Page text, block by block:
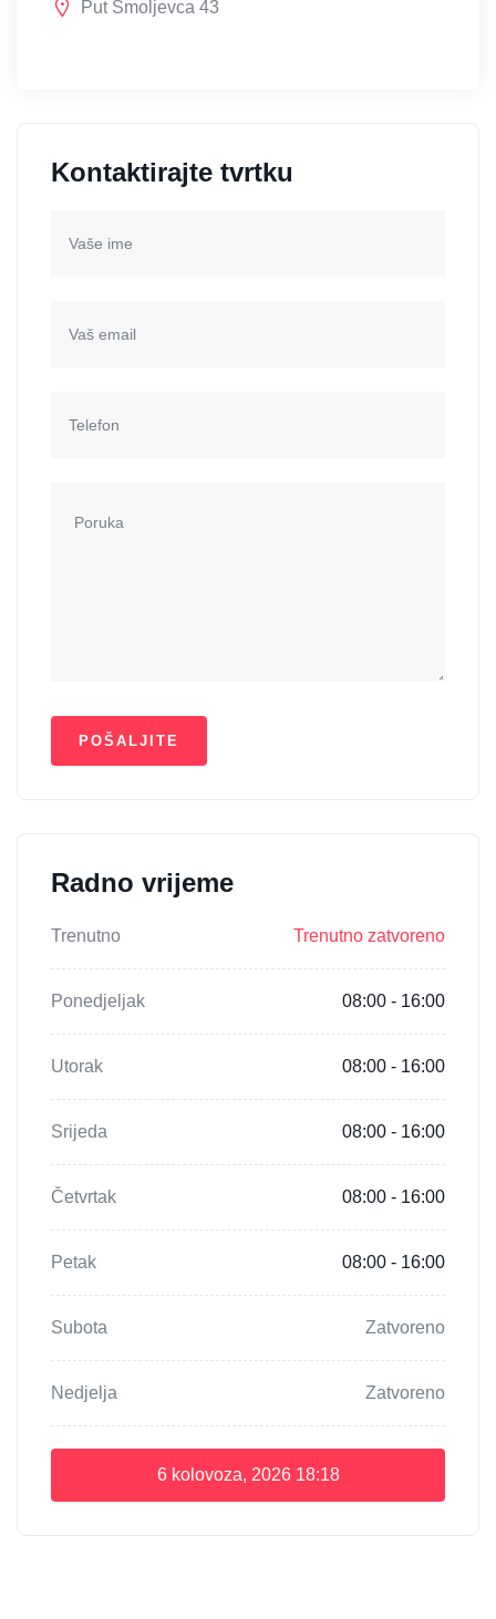
Put Smoljevca 43
Kontaktirajte tvrtku
Radno vrijeme
Trenutno Trenutno zatvoreno
Ponedjeljak 08:00 - 16:00
Utorak 08:00 - 16:00
Srijeda 08:00 - 16:00
Četvrtak 08:00 - 16:00
Petak 08:00 - 16:00
Subota Zatvoreno
Nedjelja Zatvoreno
6 kolovoza, 2026 18:18